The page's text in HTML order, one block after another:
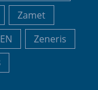
Zamet
Zeneris